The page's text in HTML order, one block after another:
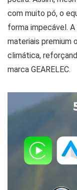
com muito pó, o
forma impecável.
materiais premium
climática,
marca GEARELEC.